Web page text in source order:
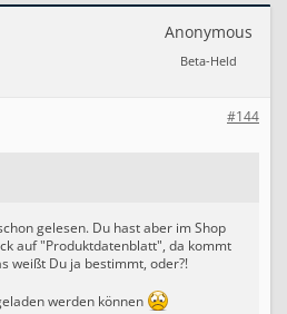
Anonymous
Beta-Held
#144
gelesen. Du hast aber im Shop
auf "Produktdatenblatt", da kommt
weißt Du ja bestimmt, oder?!
werden können